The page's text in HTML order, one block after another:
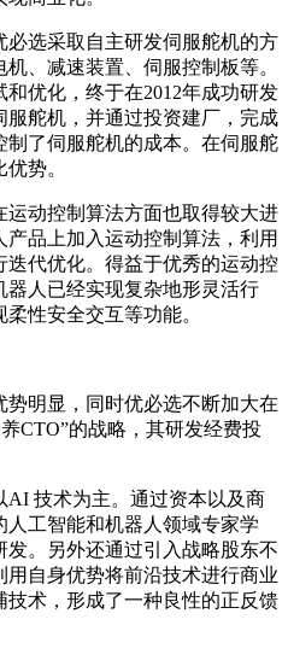
选采取自主研发伺服舵机的方
、减速装置、伺服控制板等。
优化，终于在2012年成功研发
舵机，并通过投资建厂，完成
了伺服舵机的成本。在伺服舵
势。
动控制算法方面也取得较大进
品上加入运动控制算法，利用
代优化。得益于优秀的运动控
人已经实现复杂地形灵活行
性安全交互等功能。
明显，同时优必选不断加大在
CTO”的战略，其研发经费投
技术为主。通过资本以及商
工智能和机器人领域专家学
。另外还通过引入战略股东不
自身优势将前沿技术进行商业
术，形成了一种良性的正反馈